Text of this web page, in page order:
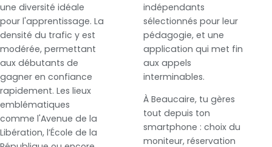
une diversité idéale
pour l'apprentissage. La
densité du trafic y est
modérée, permettant
aux débutants de
gagner en confiance
rapidement. Les lieux
emblématiques
comme l'Avenue de la
Libération, l’École de la
indépendants
sélectionnés pour leur
pédagogie, et une
application qui met fin
aux appels
interminables.
À Beaucaire, tu gères
tout depuis ton
smartphone : choix du
moniteur, réservation